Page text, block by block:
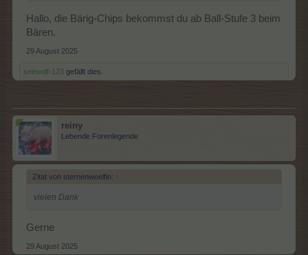
Hallo, die Bärig-Chips bekommst du ab Ball-Stufe 3 beim
Bären.
29 August 2025
seewolf-123 gefällt dies.
reiny
Lebende Forenlegende
Zitat von sternenwoelfin: ↑
vielen Dank
Gerne
29 August 2025